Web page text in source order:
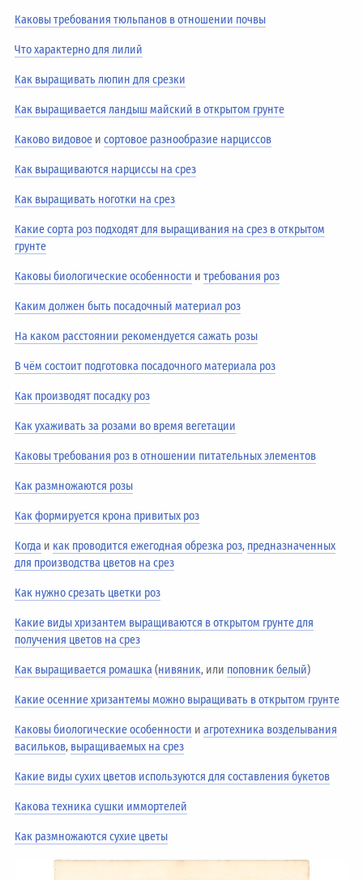
Каковы требования тюльпанов в отношении почвы
Что характерно для лилий
Как выращивать люпин для срезки
Как выращивается ландыш майский в открытом грунте
Каково видовое исортовое разнообразие нарциссов
Как выращиваются нарциссы на срез
Как выращивать ноготки на срез
Какие сорта роз подходят для выращивания на срез в открытом
грунте
Каковы биологические особенности итребования роз
Каким должен быть посадочный материал роз
На каком расстоянии рекомендуется сажать розы
В чём состоит подготовка посадочного материала роз
Как производят посадку роз
Как ухаживать за розами во время вегетации
Каковы требования роз в отношении питательных элементов
Как размножаются розы
Как формируется крона привитых роз
Когда и как проводится ежегодная обрезка роз, предназначенных
для производства цветов на срез
Как нужно срезать цветки роз
Какие виды хризантем выращиваются в открытом грунте для
получения цветов на срез
Как выращивается ромашка(нивяник, или поповник белый)
Какие осенние хризантемы можно выращивать в открытом грунте
Каковы биологические особенности иагротехника возделывания
васильков, выращиваемых на срез
Какие виды сухих цветов используются для составления букетов
Какова техника сушки иммортелей
Как размножаются сухие цветы